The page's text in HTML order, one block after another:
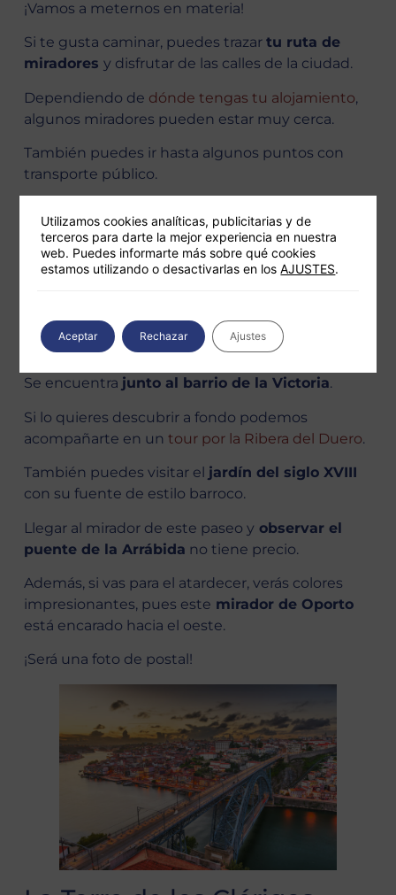
¡Vamos a meternos en materia!
Si te gusta caminar, puedes trazar tu ruta de
miradores y disfrutar de las calles de la ciudad.
Dependiendo de dónde tengas tu alojamiento,
algunos miradores pueden estar muy cerca.
También puedes ir hasta algunos puntos con
transporte público.
visitar alguno (¡o todos!) de estosmiradores de
Oporto, ¡valdrá la pena!
Este es, en realidad, un mirador que está
del paseo de las Virtudes .
Se encuentra junto al barrio de la Victoria.
Si lo quieres descubrir a fondo podemos
acompañarte en un tour por la Ribera del Duero.
También puedes visitar el jardín del siglo XVIII
con su fuente de estilo barroco.
Llegar al mirador de este paseo y observar el
puente de la Arrábida no tiene precio.
Además, si vas para el atardecer, verás colores
impresionantes, pues este mirador de Oporto
está encarado hacia el oeste.
¡Será una foto de postal!
Utilizamos cookies analíticas, publicitarias y de
terceros para darte la mejor experiencia en nuestra
web. Puedes informarte más sobre qué cookies
estamos utilizando o desactivarlas en losAJUSTES.
Aceptar Rechazar Ajustes